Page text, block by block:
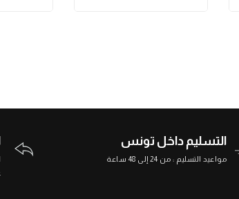
التسليم داخل تونس
مواعيد التسليم : من 24 إلى 48 ساعة